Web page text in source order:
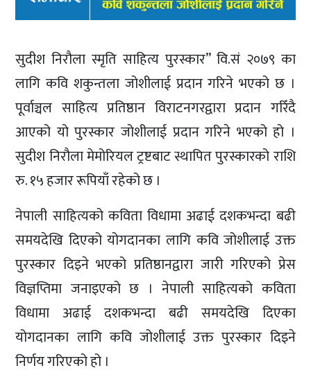
सुदीश निरौला स्मृति साहित्य पुरस्कार” वि.सं २०७९ का
लागि कवि शकुन्तला जोशीलाई प्रदान गरिने भएको छ ।
पूर्वाञ्चल साहित्य प्रतिष्ठान विराटनगरद्वारा प्रदान गरिँदै
आएको यो पुरस्कार जोशीलाई प्रदान गरिने भएको हो ।
सुदीश निरौला मेमोरियल ट्रष्टबाट स्थापित पुरस्कारको राशि
रु. १५ हजार रूपियाँ रहेको छ ।
नेपाली साहित्यको कविता विधामा अढाई दशकभन्दा बढी
समयदेखि दिएको योगदानका लागि कवि जोशीलाई उक्त
पुरस्कार दिइने भएको प्रतिष्ठानद्वारा जारी गरिएको प्रेस
विज्ञप्तिमा जनाइएको छ । नेपाली साहित्यको कविता
विधामा अढाई दशकभन्दा बढी समयदेखि दिएका
योगदानका लागि कवि जोशीलाई उक्त पुरस्कार दिइने
निर्णय गरिएको हो ।